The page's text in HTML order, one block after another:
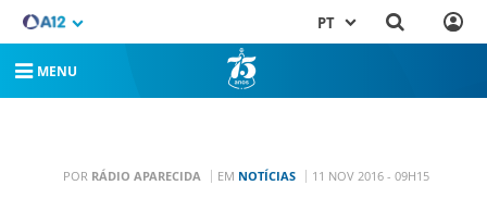
PT
MENU
POR RÁDIO APARECIDA EM NOTÍCIAS 11 NOV 2016 - 09H15